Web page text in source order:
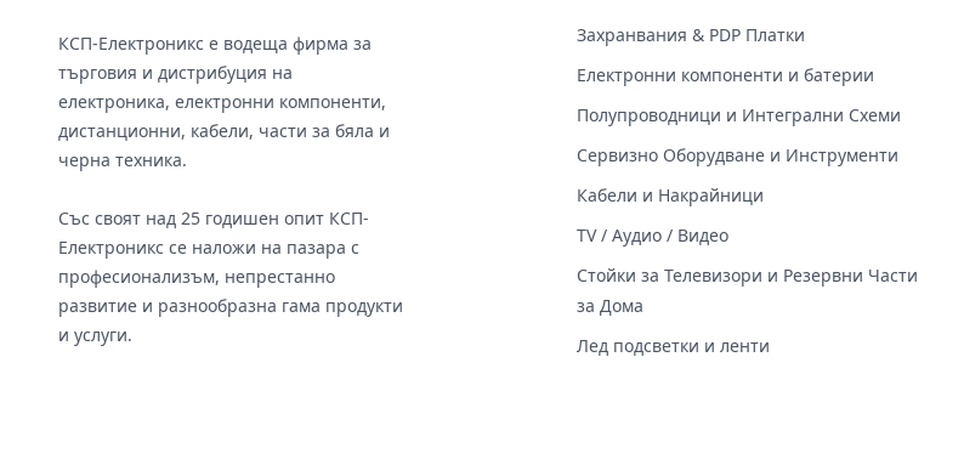
КСП-Електроникс е водеща фирма за
търговия и дистрибуция на
електроника, електронни компоненти,
дистанционни, кабели, части за бяла и
черна техника.
Със своят над 25 годишен опит КСП-
Електроникс се наложи на пазара с
професионализъм, непрестанно
развитие и разнообразна гама продукти
и услуги.
Захранвания & PDP Платки
Електронни компоненти и батерии
Полупроводници и Интегрални Схеми
Сервизно Оборудване и Инструменти
Кабели и Накрайници
TV / Аудио / Видео
Стойки за Телевизори и Резервни Части
за Дома
Лед подсветки и ленти